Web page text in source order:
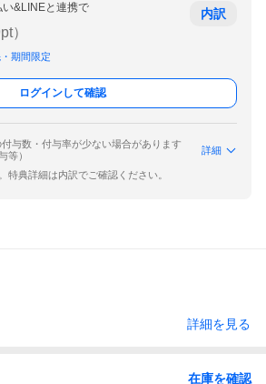
&LINEと連携で
pt）
期間限定
内訳
ログインして確認
与数・付与率が少ない場合があります
等）
詳細
特典詳細は内訳でご確認ください。
詳細を見る
在庫を確認